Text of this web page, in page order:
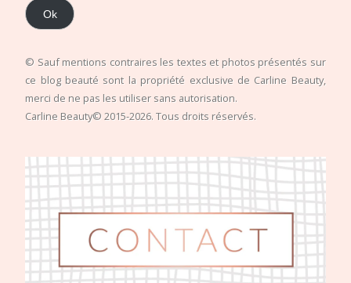
Ok
© Sauf mentions contraires les textes et photos présentés sur
ce blog beauté sont la propriété exclusive de Carline Beauty,
merci de ne pas les utiliser sans autorisation.
Carline Beauty© 2015-2026. Tous droits réservés.